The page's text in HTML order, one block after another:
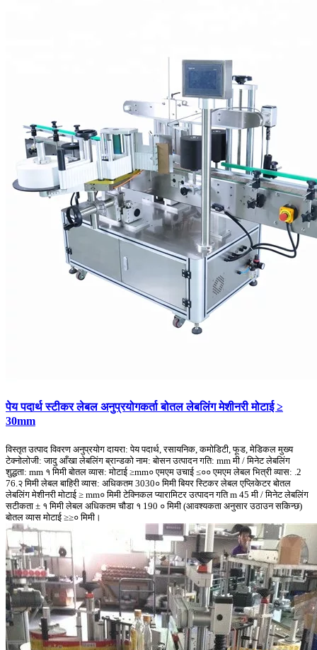
पेय पदार्थ स्टीकर लेबल अनुप्रयोगकर्ता बोतल लेबलिंग मेशीनरी मोटाई ≥
30mm
विस्तृत उत्पाद विवरण अनुप्रयोग दायरा: पेय पदार्थ, रसायनिक, कमोडिटी, फूड, मेडिकल मुख्य
टेक्नोलोजी: जादु आँखा लेबलिंग ब्रान्डको नाम: बोसन उत्पादन गति: mm मी / मिनेट लेबलिंग
शुद्धता: mm १ मिमी बोतल व्यास: मोटाई ≥mm० एमएम उचाई ≤०० एमएम लेबल भित्री व्यास: .2
76.२ मिमी लेबल बाहिरी व्यास: अधिकतम 3030० मिमी बियर स्टिकर लेबल एप्लिकेटर बोतल
लेबलिंग मेशीनरी मोटाई ≥ mm० मिमी टेक्निकल प्यारामिटर उत्पादन गति m 45 मी / मिनेट लेबलिंग
सटीकता ± १ मिमी लेबल अधिकतम चौडा १ 190 ० मिमी (आवश्यकता अनुसार उठाउन सकिन्छ)
बोतल व्यास मोटाई ≥≥० मिमी।